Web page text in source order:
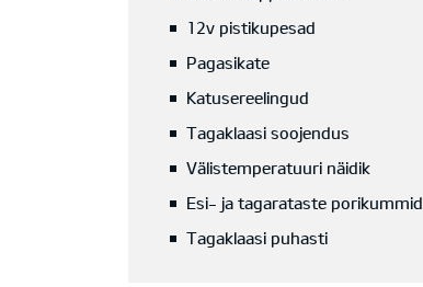
12v pistikupesad
Pagasikate
Katusereelingud
Tagaklaasi soojendus
Välistemperatuuri näidik
Esi- ja tagarataste porikummid
Tagaklaasi puhasti